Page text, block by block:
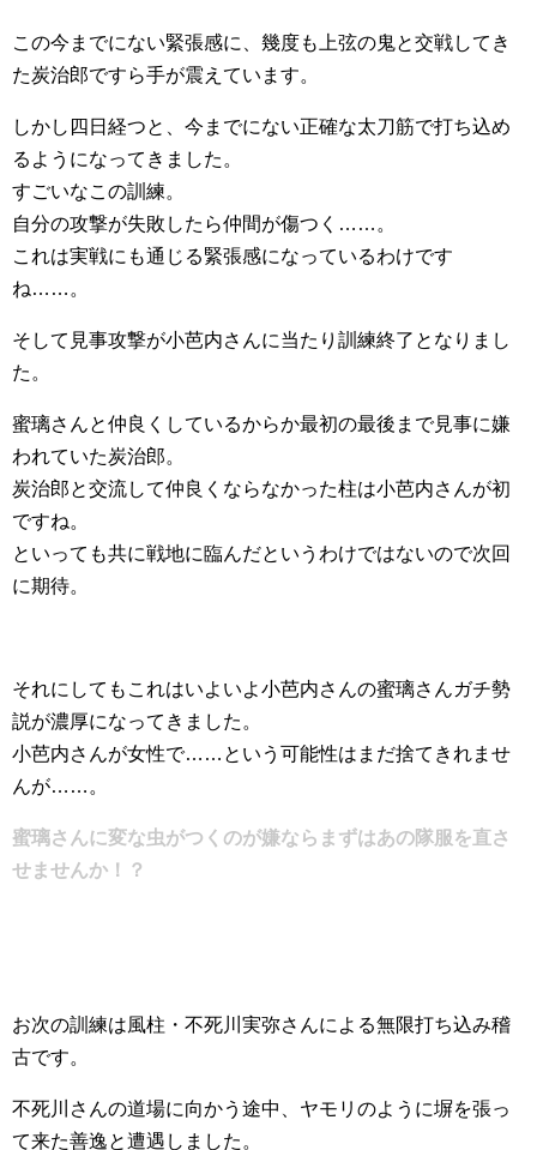
この今までにない緊張感に、幾度も上弦の鬼と交戦してき
た炭治郎ですら手が震えています。
しかし四日経つと、今までにない正確な太刀筋で打ち込め
るようになってきました。
すごいなこの訓練。
自分の攻撃が失敗したら仲間が傷つく……。
これは実戦にも通じる緊張感になっているわけです
ね……。
そして見事攻撃が小芭内さんに当たり訓練終了となりまし
た。
蜜璃さんと仲良くしているからか最初の最後まで見事に嫌
われていた炭治郎。
炭治郎と交流して仲良くならなかった柱は小芭内さんが初
ですね。
といっても共に戦地に臨んだというわけではないので次回
に期待。
それにしてもこれはいよいよ小芭内さんの蜜璃さんガチ勢
説が濃厚になってきました。
小芭内さんが女性で……という可能性はまだ捨てきれませ
んが……。
蜜璃さんに変な虫がつくのが嫌ならまずはあの隊服を直さ
せませんか！？
お次の訓練は風柱・不死川実弥さんによる無限打ち込み稽
古です。
不死川さんの道場に向かう途中、ヤモリのように塀を張っ
て来た善逸と遭遇しました。